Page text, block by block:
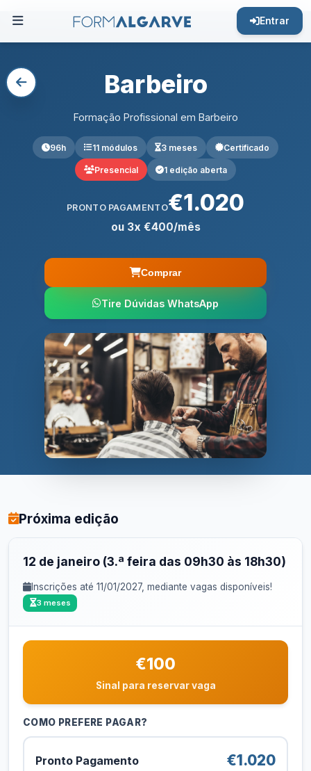
Entrar
Barbeiro
Formação Profissional em Barbeiro
96h 11 módulos 3 meses Certificado
Presencial 1 edição aberta
PRONTO PAGAMENTO€1.020
ou 3x €400/mês
Comprar
Tire Dúvidas WhatsApp
Próxima edição
12 de janeiro (3.ª feira das 09h30 às 18h30)
Inscrições até 11/01/2027, mediante vagas disponíveis!
3 meses
€100
Sinal para reservar vaga
COMO PREFERE PAGAR?
Pronto Pagamento €1.020